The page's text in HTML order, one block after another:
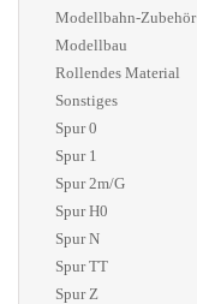
Modellbahn-Zubehör
Modellbau
Rollendes Material
Sonstiges
Spur 0
Spur 1
Spur 2m/G
Spur H0
Spur N
Spur TT
Spur Z